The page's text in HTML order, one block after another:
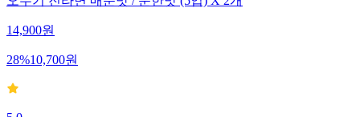
오뚜기 진라면 매운맛 / 순한맛 (5입) X 2개
14,900원
28%10,700원